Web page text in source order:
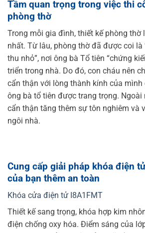
Tầm quan trọng trong việc thi
phòng thờ
Trong mỗi gia đình, thiết kế phòng thờ
nhất. Từ lâu, phòng thờ đã được coi là
thu nhỏ”, nơi ông bà Tổ tiên “chứng
triển trong nhà. Do đó, con cháu nên
cẩn thận với lòng thành kính của mình
ông bà tổ tiên được trang trọng. Ngoài
cẩn thận tăng thêm sự tôn nghiêm và
ngôi nhà.
Cung cấp giải pháp khóa điện
của bạn thêm an toàn
Khóa cửa điện tử I8A1FMT
Thiết kế sang trọng, khóa hợp kim
điện chống oxy hóa. Điểm sáng của